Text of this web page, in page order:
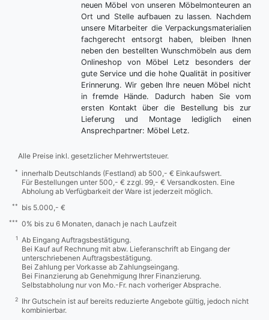
neuen Möbel von unseren Möbelmonteuren an
Ort und Stelle aufbauen zu lassen. Nachdem
unsere Mitarbeiter die Verpackungsmaterialien
fachgerecht entsorgt haben, bleiben Ihnen
neben den bestellten Wunschmöbeln aus dem
Onlineshop von Möbel Letz besonders der
gute Service und die hohe Qualität in positiver
Erinnerung. Wir geben Ihre neuen Möbel nicht
in fremde Hände. Dadurch haben Sie vom
ersten Kontakt über die Bestellung bis zur
Lieferung und Montage lediglich einen
Ansprechpartner: Möbel Letz.
Alle Preise inkl. gesetzlicher Mehrwertsteuer.
*
innerhalb Deutschlands (Festland) ab 500,- € Einkaufswert.
Für Bestellungen unter 500,- € zzgl. 99,- € Versandkosten. Eine
Abholung ab Verfügbarkeit der Ware ist jederzeit möglich.
** bis 5.000,- €
*** 0% bis zu 6 Monaten, danach je nach Laufzeit
1
Ab Eingang Auftragsbestätigung.
Bei Kauf auf Rechnung mit abw. Lieferanschrift ab Eingang der
unterschriebenen Auftragsbestätigung.
Bei Zahlung per Vorkasse ab Zahlungseingang.
Bei Finanzierung ab Genehmigung Ihrer Finanzierung.
Selbstabholung nur von Mo.-Fr. nach vorheriger Absprache.
2
Ihr Gutschein ist auf bereits reduzierte Angebote gültig, jedoch nicht
kombinierbar.